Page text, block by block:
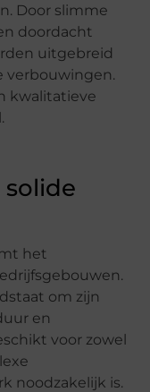
Door slimme
doordacht
uitgebreid
verbouwingen.
kwalitatieve
het
om zijn
en
voor zowel
noodzakelijk is.